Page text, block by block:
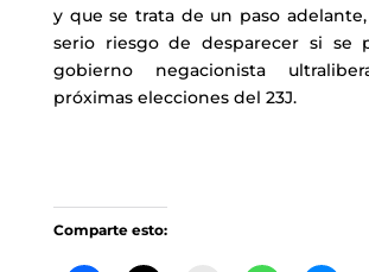
y que se trata de un paso
serio riesgo de desparecer si se
gobierno negacionista
próximas elecciones del 23J.
Comparte esto: